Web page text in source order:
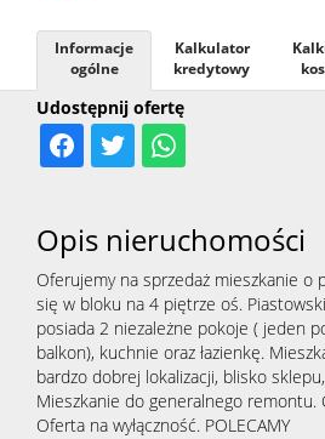
Udostępnij ofertę
Informacje
ogólne
Kalkulator
kredytowy
Opis nieruchomości
Oferujemy na sprzedaż mieszkanie o
się w bloku na 4 piętrze oś.
posiada 2 niezależne pokoje ( jeden
balkon), kuchnie oraz łazienkę.
bardzo dobrej lokalizacji, blisko
Mieszkanie do generalnego remontu.
Oferta na wyłączność. POLECAMY